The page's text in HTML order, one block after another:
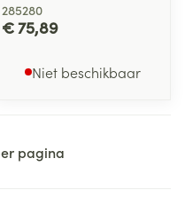
285280
€ 75,89
Niet beschikbaar
pagina